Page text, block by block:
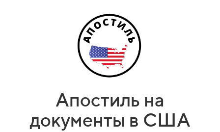
Апостиль на
документы в США